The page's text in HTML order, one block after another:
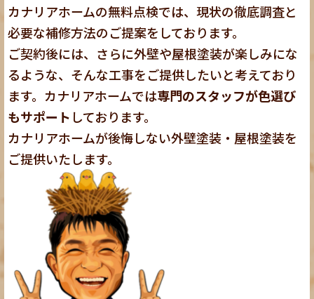
カナリアホームの無料点検では、現状の徹底調査と
必要な補修方法のご提案をしております。
ご契約後には、さらに外壁や屋根塗装が楽しみにな
るような、そんな工事をご提供したいと考えており
ます。カナリアホームでは専門のスタッフが色選び
もサポート しております。
カナリアホームが後悔しない外壁塗装・屋根塗装を
ご提供いたします。